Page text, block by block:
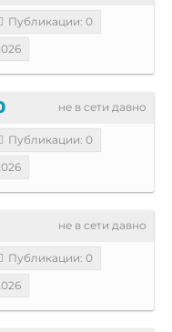
Публикации: 0
не в сети давно
Публикации: 0
не в сети давно
Публикации: 0